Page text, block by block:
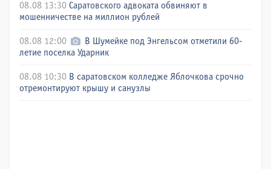
08.08 13:30 Саратовского адвоката обвиняют в
мошенничестве на миллион рублей
08.08 12:00
В Шумейке под Энгельсом отметили 60-
летие поселка Ударник
08.08 10:30 В саратовском колледже Яблочкова срочно
отремонтируют крышу и санузлы